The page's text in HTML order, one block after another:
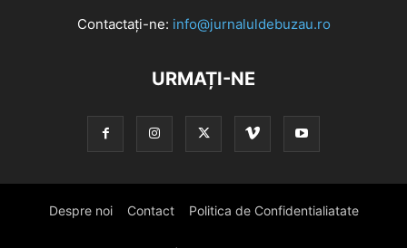
Contactați-ne: info@jurnaluldebuzau.ro
URMAȚI-NE
Despre noi Contact Politica de Confidentialiatate